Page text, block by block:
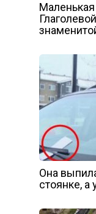
Она
стоянке, а